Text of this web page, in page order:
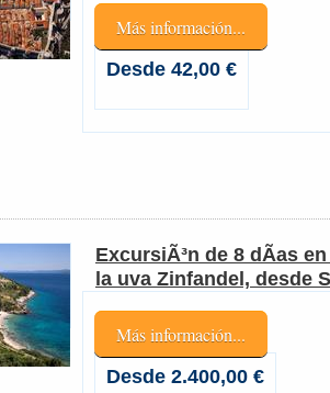
Más información...
Desde 42,00 €
ExcursiÃ³n de 8 dÃ­as
la uva Zinfandel, desde
Más información...
Desde 2.400,00 €